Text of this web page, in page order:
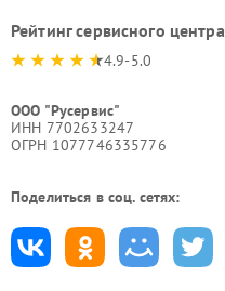
Рейтинг сервисного центра
4.9-5.0
ООО "Русервис"
ИНН 7702633247
ОГРН 1077746335776
Поделиться в соц. сетях: